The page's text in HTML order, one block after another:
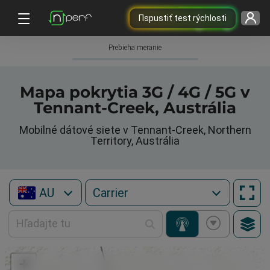
Пspustiť test rýchlosti
Prebieha meranie
Mapa pokrytia 3G / 4G / 5G v
Tennant-Creek, Austrália
Mobilné dátové siete v Tennant-Creek, Northern
Territory, Austrália
AU